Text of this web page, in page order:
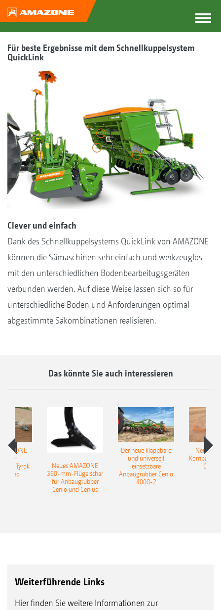
Für beste Ergebnisse mit dem Schnellkuppelsystem
QuickLink
Clever und einfach
Dank des Schnellkuppelsystems QuickLink von AMAZONE
können die Sämaschinen sehr einfach und werkzeuglos
mit den unterschiedlichen Bodenbearbeitugsgeräten
verbunden werden. Auf diese Weise lassen sich so für
unterschiedliche Böden und Anforderungen optimal
abgestimmte Säkombinationen realisieren.
Das könnte Sie auch interessieren
Tyrok
Neues AMAZONE
360-mm-Flügelschar
für Anbaugrubber
Cenio und Cenius
Der neue klappbare
und universell
einsetzbare
Anbaugrubber Cenio
4000-2
Neue
Weiterführende Links
Hier finden Sie weitere Informationen zur